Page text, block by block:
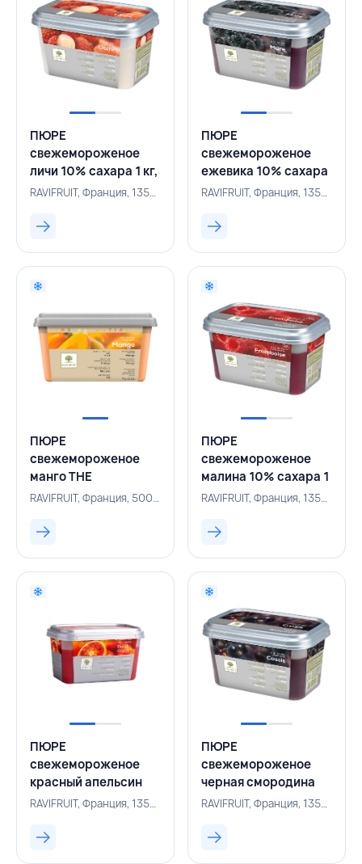
ПЮРЕ
свежемороженое
личи 10% сахара 1 кг,
RAVIFRUIT, ФРАНЦИЯRAVIFRUIT, Франция, 135000160
ПЮРЕ
свежемороженое
ежевика 10% сахара
1
RAVIFRUIT, Франция, 135000180
ПЮРЕ
свежемороженое
манго THE
ESSENTIALS 10%
RAVIFRUIT, ФРАНЦИЯ
RAVIFRUIT, Франция, 500003497
ПЮРЕ
свежемороженое
малина 10% сахара 1
кг, RAVIFRUIT,
RAVIFRUIT, Франция, 135000152
ПЮРЕ
свежемороженое
красный апельсин
10% сахара 1 кг,
RAVIFRUIT, Франция, 135000171
ПЮРЕ
свежемороженое
черная смородина
10% сахара 1 кг,
RAVIFRUIT, Франция, 135000154